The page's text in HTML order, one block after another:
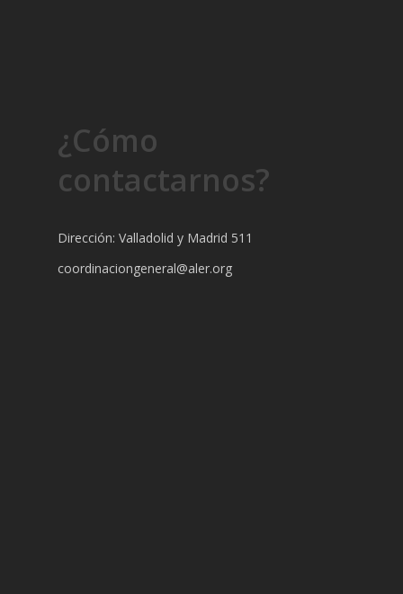
¿Cómo
contactarnos?
Dirección: Valladolid y Madrid 511
coordinaciongeneral@aler.org